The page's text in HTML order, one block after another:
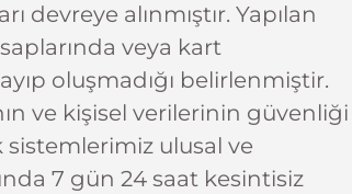
alınmıştır. Yapılan
veya kart
oluşmadığı belirlenmiştir.
ve kişisel verilerinin güvenliği
ulusal ve
7 gün 24 saat kesintisiz